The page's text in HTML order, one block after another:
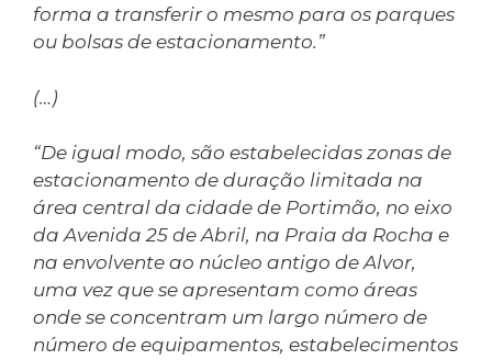
forma a transferir o mesmo para os parques
ou bolsas de estacionamento.”
(…)
“De igual modo, são estabelecidas zonas de
estacionamento de duração limitada na
área central da cidade de Portimão, no eixo
da Avenida 25 de Abril, na Praia da Rocha e
na envolvente ao núcleo antigo de Alvor,
uma vez que se apresentam como áreas
onde se concentram um largo número de
número de equipamentos, estabelecimentos